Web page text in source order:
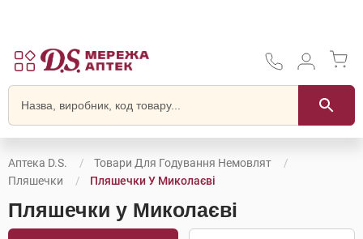
Аптека D.S.
Товари Для Годування Немовлят
Пляшечки
Пляшечки У Миколаєві
Пляшечки у Миколаєві